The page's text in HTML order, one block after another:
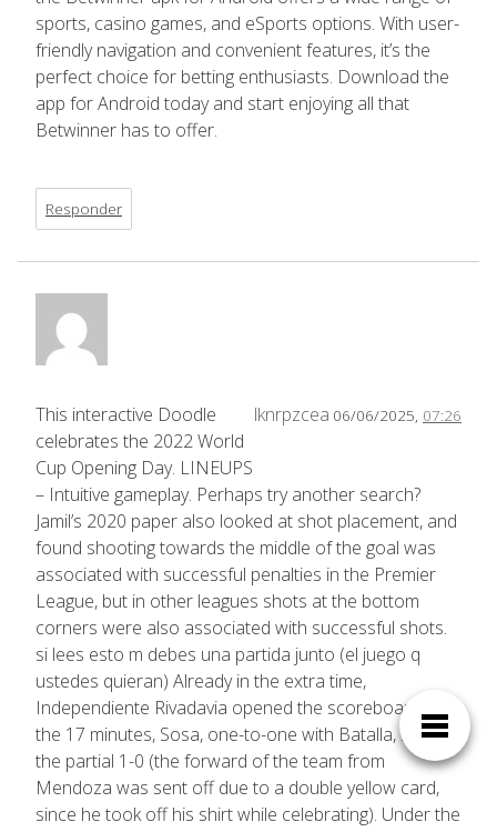
sports, casino games, and eSports options. With user-
friendly navigation and convenient features, it’s the
perfect choice for betting enthusiasts. Download the
app for Android today and start enjoying all that
Betwinner has to offer.
Responder
lknrpzcea 06/06/2025, 07:26
This interactive Doodle
celebrates the 2022 World
Cup Opening Day. LINEUPS
– Intuitive gameplay. Perhaps try another search?
Jamil’s 2020 paper also looked at shot placement, and
found shooting towards the middle of the goal was
associated with successful penalties in the Premier
League, but in other leagues shots at the bottom
corners were also associated with successful shots.
si lees esto m debes una partida junto (el juego q
ustedes quieran) Already in the extra time,
Independiente Rivadavia opened the scoreboard: in
the 17 minutes, Sosa, one-to-one with Batalla, sealed
the partial 1-0 (the forward of the team from
Mendoza was sent off due to a double yellow card,
since he took off his shirt while celebrating). Under the